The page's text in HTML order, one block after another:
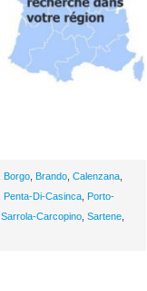
Borgo Brando Calenzana
Penta-Di-Casinca Porto-
Sarrola-Carcopino Sartene